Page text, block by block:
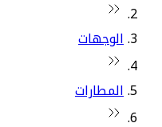
الوجهات
المطارات